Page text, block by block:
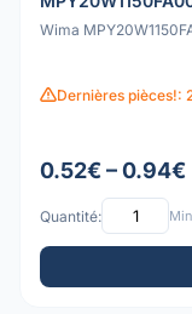
Wima
Dernières pièces!:
0.52€ – 0.94€
Quantité: